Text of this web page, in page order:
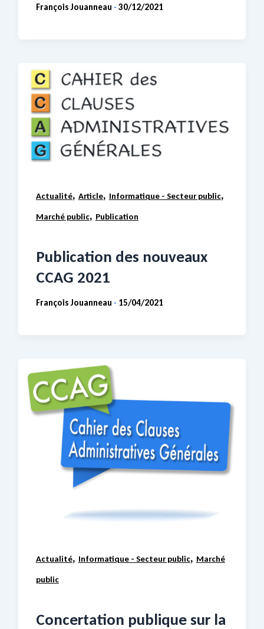
François Jouanneau - 30/12/2021
Actualité, Article, Informatique - Secteur public,
Marché public, Publication
Publication des nouveaux
CCAG 2021
François Jouanneau - 15/04/2021
Actualité, Informatique - Secteur public, Marché
public
Concertation publique sur la